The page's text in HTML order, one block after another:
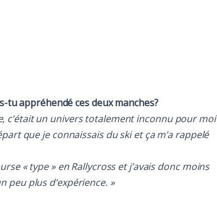
tu appréhendé ces deux manches?
c’était un univers totalement inconnu pour moi
que je connaissais du ski et ça m’a rappelé
« type » en Rallycross et j’avais donc moins
peu plus d’expérience. »